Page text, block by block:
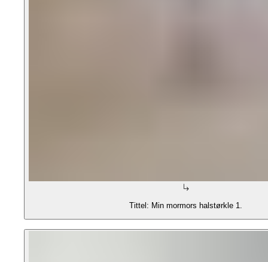
Tittel: Min mormors halstørkle 1.